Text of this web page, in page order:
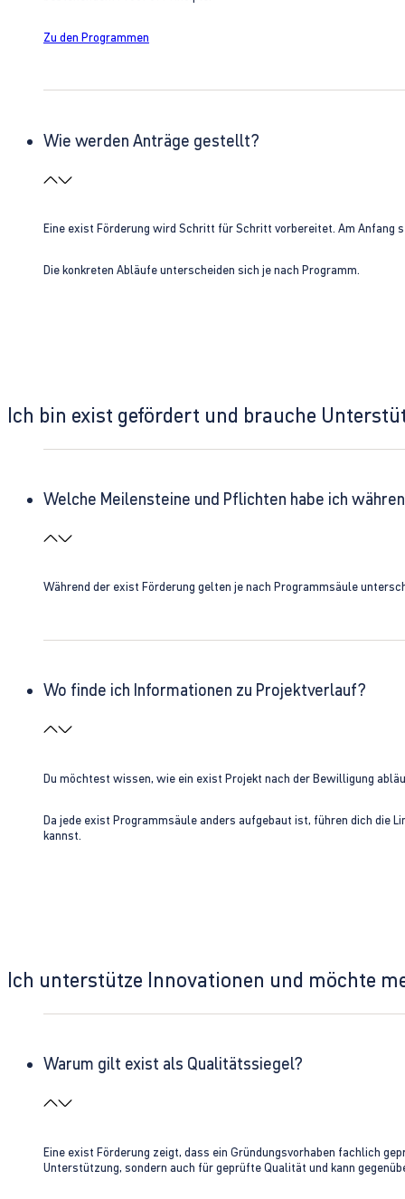
Zu den Programmen
Wie werden Anträge gestellt?
Eine exist Förderung wird Schritt für Schritt vorbereitet. Am Anfang
Die konkreten Abläufe unterscheiden sich je nach Programm.
Ich bin exist gefördert und brauche
Welche Meilensteine und Pflichten habe ich
Während der exist Förderung gelten je nach Programmsäule
Wo finde ich Informationen zu Projektverlauf?
Du möchtest wissen, wie ein exist Projekt nach der Bewilligung
Da jede exist Programmsäule anders aufgebaut ist, führen dich die
kannst.
Ich unterstütze Innovationen und möchte
Warum gilt exist als Qualitätssiegel?
Eine exist Förderung zeigt, dass ein Gründungsvorhaben fachlich
Unterstützung, sondern auch für geprüfte Qualität und kann